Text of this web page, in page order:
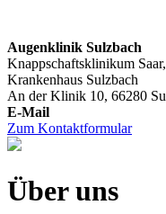
Augenklinik Sulzbach
Knappschaftsklinikum Saar,
Krankenhaus Sulzbach
An der Klinik 10, 66280
Zum Kontaktformular
Über uns